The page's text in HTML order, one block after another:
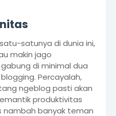
satunya di dunia ini,
makin jago
di minimal dua
Percayalah,
ngeblog pasti akan
produktivitas
nambah banyak teman